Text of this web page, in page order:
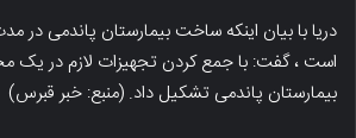
است ، گفت: با جمع کردن تجهیزات لازم در
بیمارستان پاندمی تشکیل داد. (منبع: خبر قبرس)